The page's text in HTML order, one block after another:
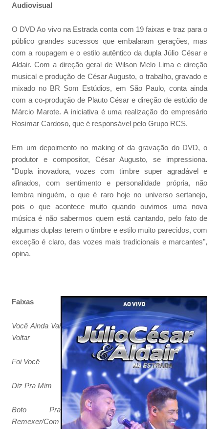
Audiovisual
O DVD Ao vivo na Estrada conta com 19 faixas e traz para o
público grandes sucessos que embalaram gerações, mas
com a roupagem e o estilo autêntico da dupla Júlio César e
Aldair. Com a direção geral de Wilson Melo Lima e direção
musical e produção de César Augusto, o trabalho, gravado e
mixado no BR Som Estúdios, em São Paulo, conta ainda
com a co-produção de Plauto César e direção de estúdio de
Márcio Marote. A iniciativa é uma realização do empresário
Rosimar Cardoso, que é responsável pelo Grupo RCS.
Em um depoimento no making of da gravação do DVD, o
produtor e compositor, César Augusto, se impressiona.
"Dupla inovadora, vozes com timbre super agradável e
afinados, com sentimento e personalidade própria, não
lembra ninguém, o que é raro hoje no universo sertanejo,
pois o que acontece muito quando ouvimos uma nova
música é não sabermos quem está cantando, pelo fato de
algumas duplas terem o timbre e estilo muito parecidos, com
exceção é claro, das vozes mais tradicionais e marcantes",
opina.
Faixas
Você Ainda Vai
Voltar
Foi Você
Diz Pra Mim
Boto Pra
Remexer/Com